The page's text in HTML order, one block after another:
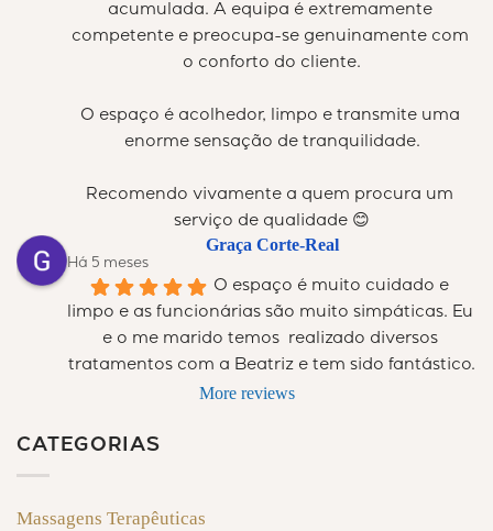
acumulada. A equipa é extremamente
competente e preocupa-se genuinamente com
o conforto do cliente.
O espaço é acolhedor, limpo e transmite uma
enorme sensação de tranquilidade.
Recomendo vivamente a quem procura um
serviço de qualidade 😊
Graça Corte-Real
Há 5 meses
O espaço é muito cuidado e
limpo e as funcionárias são muito simpáticas. Eu
e o me marido temos  realizado diversos
tratamentos com a Beatriz e tem sido fantástico.
More reviews
CATEGORIAS
Massagens Terapêuticas